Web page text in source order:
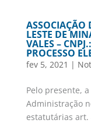
ASSOCIAÇÃO
LESTE DE
VALES –
PROCESSO
fev 5, 2021 |
Pelo presente,
Administração
estatutárias art.